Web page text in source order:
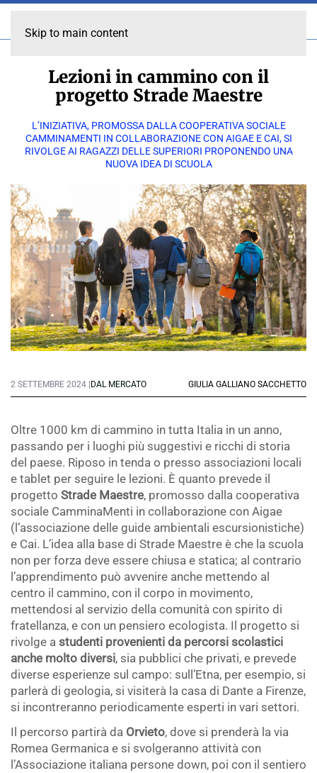
Skip to main content
Lezioni in cammino con il
progetto Strade Maestre
L’INIZIATIVA, PROMOSSA DALLA COOPERATIVA SOCIALE
CAMMINAMENTI IN COLLABORAZIONE CON AIGAE E CAI, SI
RIVOLGE AI RAGAZZI DELLE SUPERIORI PROPONENDO UNA
NUOVA IDEA DI SCUOLA
2 SETTEMBRE 2024 | DAL MERCATO GIULIA GALLIANO SACCHETTO
Oltre 1000 km di cammino in tutta Italia in un anno,
passando per i luoghi più suggestivi e ricchi di storia
del paese. Riposo in tenda o presso associazioni locali
e tablet per seguire le lezioni. È quanto prevede il
progetto Strade Maestre, promosso dalla cooperativa
sociale CamminaMenti in collaborazione con Aigae
(l’associazione delle guide ambientali escursionistiche)
e Cai. L’idea alla base di Strade Maestre è che la scuola
non per forza deve essere chiusa e statica; al contrario
l’apprendimento può avvenire anche mettendo al
centro il cammino, con il corpo in movimento,
mettendosi al servizio della comunità con spirito di
fratellanza, e con un pensiero ecologista. Il progetto si
rivolge a studenti provenienti da percorsi scolastici
anche molto diversi, sia pubblici che privati, e prevede
diverse esperienze sul campo: sull’Etna, per esempio, si
parlerà di geologia, si visiterà la casa di Dante a Firenze,
si incontreranno periodicamente esperti in vari settori.
Il percorso partirà da Orvieto, dove si prenderà la via
Romea Germanica e si svolgeranno attività con
l’Associazione italiana persone down, poi con il sentiero